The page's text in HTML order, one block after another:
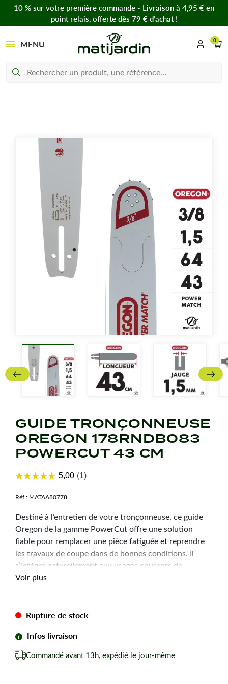
10 % sur votre première commande - Livraison à 4,95 € en
point relais, offerte dès 79 € d’achat !
MENU 0
GUIDE TRONÇONNEUSE
OREGON 178RNDB083
POWERCUT 43 CM
Réf : MATAA80778
Destiné à l’entretien de votre tronçonneuse, ce guide
Oregon de la gamme PowerCut offre une solution
fiable pour remplacer une pièce fatiguée et reprendre
les travaux de coupe dans de bonnes conditions. Il
s’intègre naturellement aux usages courants de
motoculture, de l’élagage à la coupe de bois.
Caractéristiques
techniques
Pas de la chaîne :3/8"
Voir plus
Rupture de stock
Infos livraison
Commandé avant 13h, expédié le jour-même